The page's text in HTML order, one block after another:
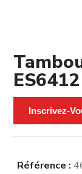
Inscrivez-
Référence :